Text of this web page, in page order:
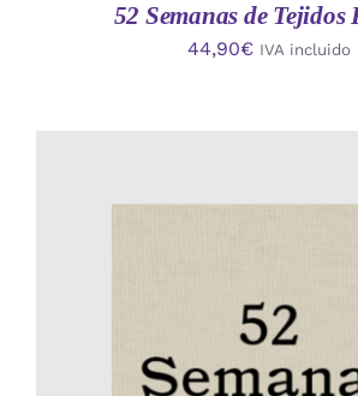
52 Semanas de Tejidos
44,90€ IVA incluido